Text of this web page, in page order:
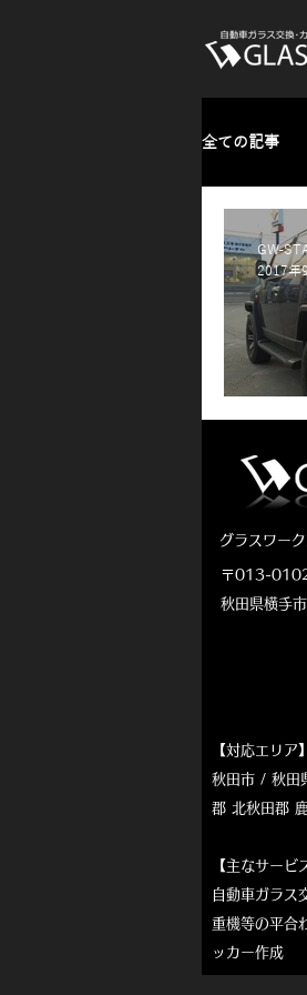
全ての記事
ガラス
熱反射
GW-
2017年
グラスワー
〒013-
秋田県横手
【対応エリア】
秋田市 / 秋田
郡 北秋田郡
【主なサービ
自動車ガラス
重機等の平合
ッカー作成